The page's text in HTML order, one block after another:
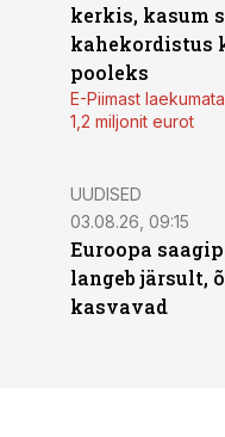
kerkis, kasum
kahekordistus
pooleks
E-Piimast
1,2 miljonit eurot
UUDISED
03.08.26, 09:15
Euroopa
langeb järsult,
kasvavad